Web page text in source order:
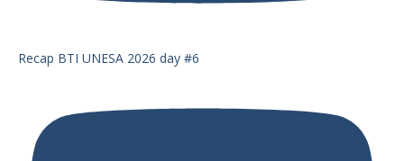
Recap BTI UNESA 2026 day #6